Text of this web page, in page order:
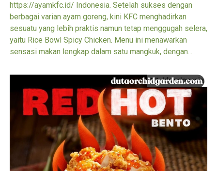
https://ayamkfc.id/ Indonesia. Setelah sukses dengan
berbagai varian ayam goreng, kini KFC menghadirkan
sesuatu yang lebih praktis namun tetap menggugah selera,
yaitu Rice Bowl Spicy Chicken. Menu ini menawarkan
sensasi makan lengkap dalam satu mangkuk, dengan...